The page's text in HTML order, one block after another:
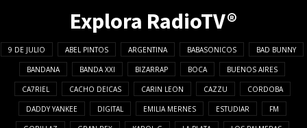
Explora RadioTV®
9 DE JULIO ABEL PINTOS ARGENTINA BABASONICOS BAD BUNNY
BANDANA BANDA XXI BIZARRAP BOCA BUENOS AIRES
CA7RIEL CACHO DEICAS CARIN LEON CAZZU CORDOBA
DADDY YANKEE DIGITAL EMILIA MERNES ESTUDIAR FM